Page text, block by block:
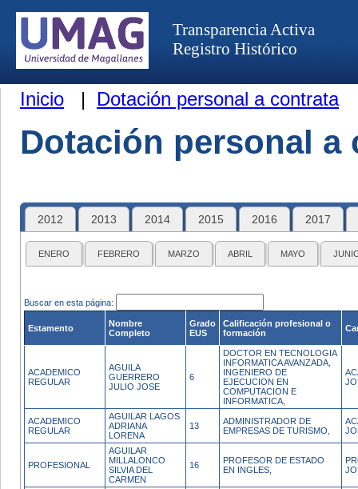
Transparencia Activa
Registro Histórico
Inicio | Dotación personal a contrata
Dotación personal a
2012 2013 2014 2015 2016 2017
ENERO FEBRERO MARZO ABRIL MAYO
Buscar en esta página:
Estamento
Nombre
Completo
Grado
EUS
Calificación profesional o
formación
ACADEMICO
REGULAR
AGUILA
GUERRERO
JULIO JOSE
6
DOCTOR EN TECNOLOGIA
INFORMATICA AVANZADA,
INGENIERO DE
EJECUCION EN
COMPUTACION E
INFORMATICA,
ACADEMICO
REGULAR
AGUILAR LAGOS
ADRIANA
LORENA
13
ADMINISTRADOR DE
EMPRESAS DE TURISMO,
PROFESIONAL
AGUILAR
MILLALONCO
SILVIA DEL
CARMEN
16
PROFESOR DE ESTADO
EN INGLES,